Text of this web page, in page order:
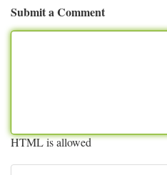
Submit a Comment
HTML is allowed